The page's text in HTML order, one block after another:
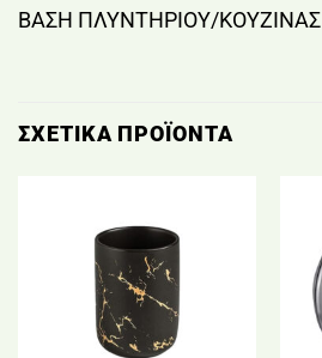
ΒΑΣΗ ΠΛΥΝΤΗΡΙΟΥ/ΚΟΥΖΙΝΑΣ
ΣΧΕΤΙΚΆ ΠΡΟΪΌΝΤΑ